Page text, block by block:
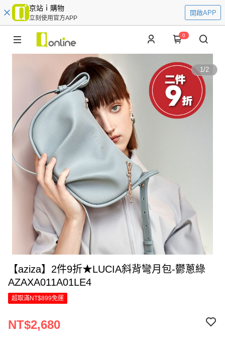
京站ｉ購物
立刻使用官方APP
開啟APP
0
1/2
【aziza】2件9折★LUCIA斜背彎月包-鬱蔥綠
AZAXA011A01LE4
超取滿NT$899免運
NT$2,680